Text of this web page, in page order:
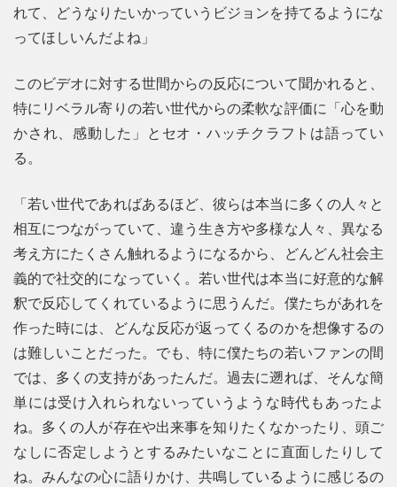
れて、どうなりたいかっていうビジョンを持てるようにな
ってほしいんだよね」
このビデオに対する世間からの反応について聞かれると、
特にリベラル寄りの若い世代からの柔軟な評価に「心を動
かされ、感動した」とセオ・ハッチクラフトは語ってい
る。
「若い世代であればあるほど、彼らは本当に多くの人々と
相互につながっていて、違う生き方や多様な人々、異なる
考え方にたくさん触れるようになるから、どんどん社会主
義的で社交的になっていく。若い世代は本当に好意的な解
釈で反応してくれているように思うんだ。僕たちがあれを
作った時には、どんな反応が返ってくるのかを想像するの
は難しいことだった。でも、特に僕たちの若いファンの間
では、多くの支持があったんだ。過去に遡れば、そんな簡
単には受け入れられないっていうような時代もあったよ
ね。多くの人が存在や出来事を知りたくなかったり、頭ご
なしに否定しようとするみたいなことに直面したりして
ね。みんなの心に語りかけ、共鳴しているように感じるの